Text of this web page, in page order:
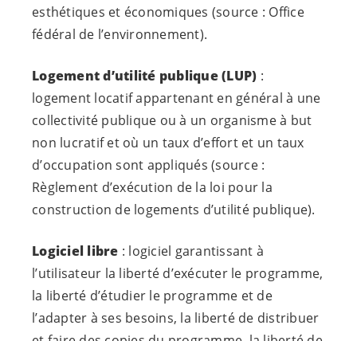
esthétiques et économiques (source : Office
fédéral de l’environnement).
Logement d’utilité publique (LUP) :
logement locatif appartenant en général à une
collectivité publique ou à un organisme à but
non lucratif et où un taux d’effort et un taux
d’occupation sont appliqués (source :
Règlement d’exécution de la loi pour la
construction de logements d’utilité publique).
Logiciel libre : logiciel garantissant à
l’utilisateur la liberté d’exécuter le programme,
la liberté d’étudier le programme et de
l’adapter à ses besoins, la liberté de distribuer